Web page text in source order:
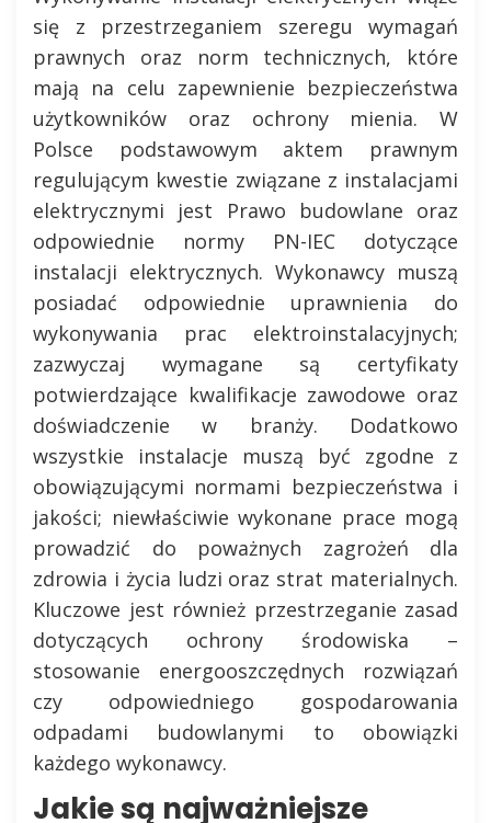
się z przestrzeganiem szeregu wymagań
prawnych oraz norm technicznych, które
mają na celu zapewnienie bezpieczeństwa
użytkowników oraz ochrony mienia. W
Polsce podstawowym aktem prawnym
regulującym kwestie związane z instalacjami
elektrycznymi jest Prawo budowlane oraz
odpowiednie normy PN-IEC dotyczące
instalacji elektrycznych. Wykonawcy muszą
posiadać odpowiednie uprawnienia do
wykonywania prac elektroinstalacyjnych;
zazwyczaj wymagane są certyfikaty
potwierdzające kwalifikacje zawodowe oraz
doświadczenie w branży. Dodatkowo
wszystkie instalacje muszą być zgodne z
obowiązującymi normami bezpieczeństwa i
jakości; niewłaściwie wykonane prace mogą
prowadzić do poważnych zagrożeń dla
zdrowia i życia ludzi oraz strat materialnych.
Kluczowe jest również przestrzeganie zasad
dotyczących ochrony środowiska –
stosowanie energooszczędnych rozwiązań
czy odpowiedniego gospodarowania
odpadami budowlanymi to obowiązki
każdego wykonawcy.
Jakie są najważniejsze